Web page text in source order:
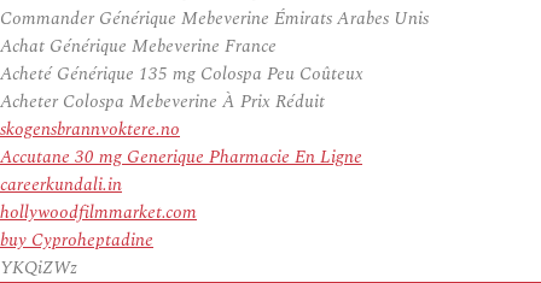
Commander Générique Mebeverine Émirats Arabes Unis
Achat Générique Mebeverine France
Acheté Générique 135 mg Colospa Peu Coûteux
Acheter Colospa Mebeverine À Prix Réduit
skogensbrannvoktere.no
Accutane 30 mg Generique Pharmacie En Ligne
careerkundali.in
hollywoodfilmmarket.com
buy Cyproheptadine
YKQiZWz